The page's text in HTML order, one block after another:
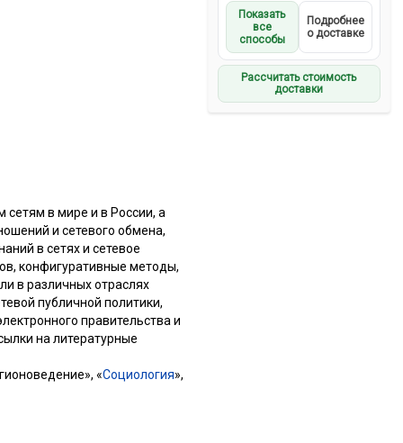
Показать
все
способы
Подробнее
о доставке
Рассчитать стоимость
доставки
в мире и в России, а
и сетевого обмена,
в сетях и сетевое
конфигуративные методы,
в различных отраслях
публичной политики,
правительства и
на литературные
«Социология»,